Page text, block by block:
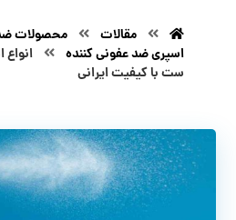
مقالات
محصولات
اسپری ضد عفونی کننده
ست با کیفیت ایرانی